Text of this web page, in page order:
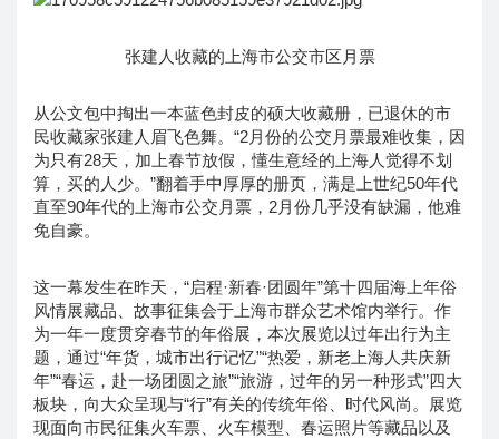
张建人收藏的上海市公交市区月票
从公文包中掏出一本蓝色封皮的硕大收藏册，已退休的市
民收藏家张建人眉飞色舞。“2月份的公交月票最难收集，因
为只有28天，加上春节放假，懂生意经的上海人觉得不划
算，买的人少。”翻着手中厚厚的册页，满是上世纪50年代
直至90年代的上海市公交月票，2月份几乎没有缺漏，他难
免自豪。
这一幕发生在昨天，“启程·新春·团圆年”第十四届海上年俗
风情展藏品、故事征集会于上海市群众艺术馆内举行。作
为一年一度贯穿春节的年俗展，本次展览以过年出行为主
题，通过“年货，城市出行记忆”“热爱，新老上海人共庆新
年”“春运，赴一场团圆之旅”“旅游，过年的另一种形式”四大
板块，向大众呈现与“行”有关的传统年俗、时代风尚。展览
现面向市民征集火车票、火车模型、春运照片等藏品以及